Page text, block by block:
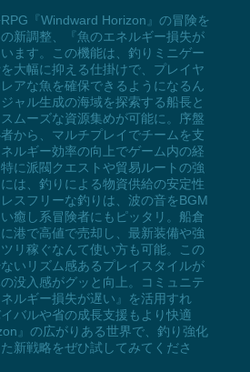
『Windward Horizon』の冒険を
新調整、『魚のエネルギー損失が
ます。この機能は、釣りミニゲー
大幅に抑える仕掛けで、プレイヤ
アな魚を確保できるようになるん
ャル生成の海域を探索する船長と
ムーズな資源集めが可能に。序盤
から、マルチプレイでチームを支
ルギー効率の向上でゲーム内の経
に派閥クエストや貿易ルートの強
は、釣りによる物資供給の安定性
スフリーな釣りは、波の音をBGM
癒し系冒険者にもピッタリ。船倉
港で高値で売却し、最新装備や強
リ稼ぐなんて使い方も可能。この
いリズム感あるプレイスタイルが
没入感がグッと向上。コミュニテ
ルギー損失が遅い』を活用すれ
バルや省の成長支援もより快適
』の広がりある世界で、釣り強化
新戦略をぜひ試してみてくださ